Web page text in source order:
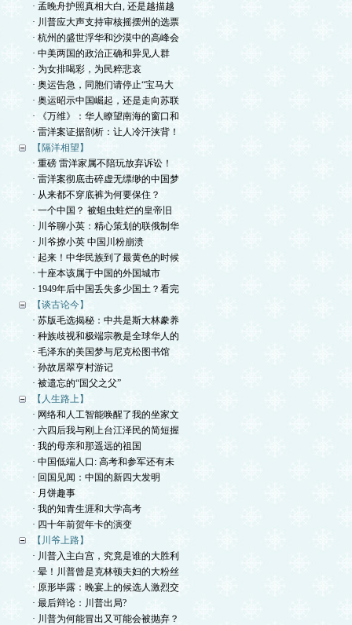
· 孟晚舟护照真相大白, 还是越描越
· 川普应大声支持审核摇摆州的选票
· 杭州的盛世浮华和沙漠中的高峰会
· 中美两国的政治正确和异见人群
· 为女排喝彩，为民粹悲哀
· 奥运告急，同胞们请停止“宝马大
· 奥运昭示中国崛起，还是走向苏联
· 《万维》：华人瞭望南海的窗口和
· 雷洋案证据剖析：让人冷汗浃背！
【隔洋相望】
· 重磅 雷洋家属不陪玩放弃诉讼！
· 雷洋案彻底击碎虚无缥缈的中国梦
· 从来都不穿底裤为何要保住？
· 一个中国？ 被蛆虫蛀烂的皇帝旧
· 川爷聊小英：精心策划的联俄制华
· 川爷撩小英 中国川粉崩溃
· 起来！中华民族到了最黄色的时候
· 十座本该属于中国的外国城市
· 1949年后中国丢失多少国土？看完
【谈古论今】
· 苏版毛选揭秘：中共是斯大林豢养
· 种族歧视和极端宗教是全球华人的
· 毛泽东的美国梦与尼克松图书馆
· 孙故居翠亨村游记
· 被遗忘的“国父之父”
【人生路上】
· 网络和人工智能唤醒了我的坐家文
· 六四后我与刚上台江泽民的简短握
· 我的母亲和那遥远的祖国
· 中国低端人口: 高考和参军还有未
· 回国见闻：中国的新四大发明
· 月饼趣事
· 我的知青生涯和大学高考
· 四十年前贺年卡的演变
【川爷上路】
· 川普入主白宫，究竟是谁的大胜利
· 晕！川普曾是克林顿夫妇的大粉丝
· 原形毕露：晚宴上的候选人激烈交
· 最后辩论：川普出局?
· 川普为何能冒出又可能会被抛弃？